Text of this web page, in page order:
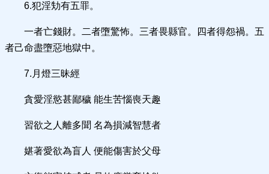
6.犯淫劮有五罪。
一者亡錢財。二者墮驚怖。三者畏縣官。四者得怨禍。五
者己命盡墮惡地獄中。
7.月燈三昧經
貪愛淫慾甚鄙穢 能生苦惱喪天趣
習欲之人離多聞 名為損減智慧者
媅著愛欲為盲人 便能傷害於父母